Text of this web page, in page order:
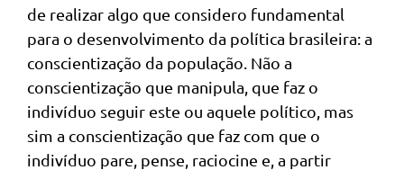
de realizar algo que considero fundamental
para o desenvolvimento da política brasileira: a
conscientização da população. Não a
conscientização que manipula, que faz o
indivíduo seguir este ou aquele político, mas
sim a conscientização que faz com que o
indivíduo pare, pense, raciocine e, a partir